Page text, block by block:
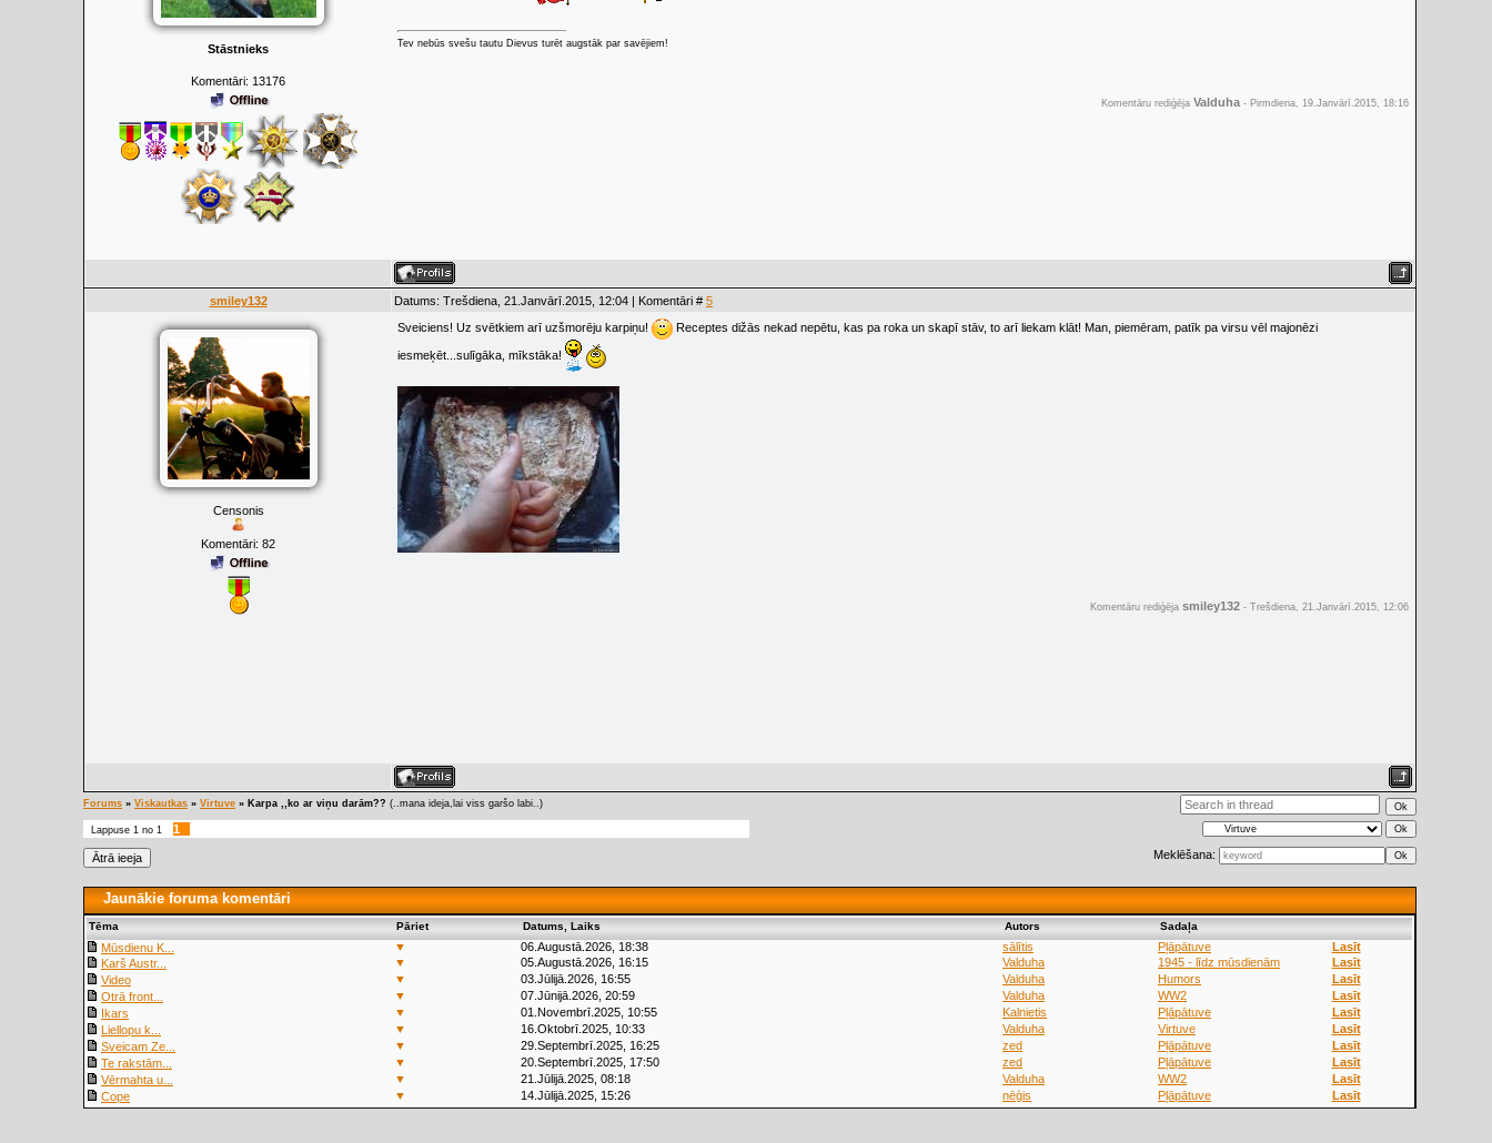
Stāstnieks
Komentāri: 13176
Tev nebūs svešu tautu Dievus turēt augstāk par savējiem!
Komentāru rediģēja Valduha - Pirmdiena, 19.Janvārī.2015, 18:16
smiley132 Datums: Trešdiena, 21.Janvārī.2015, 12:04 | Komentāri # 5
Censonis
Komentāri: 82
Sveiciens! Uz svētkiem arī uzšmorēju karpiņu! Receptes dižās nekad nepētu, kas pa roka un skapī stāv, to arī liekam klāt! Man, piemēram, patīk pa virsu vēl majonēzi
iesmeķēt...sulīgāka, mīkstāka!
Komentāru rediģēja smiley132 - Trešdiena, 21.Janvārī.2015, 12:06
Forums » Viskautkas » Virtuve » Karpa ,,ko ar viņu darām?? (..mana ideja,lai viss garšo labi..)
Lappuse 1 no 1
1
Meklēšana:
Jaunākie foruma komentāri
Tēma Pāriet Datums, Laiks Аutors Sadaļa
Mūsdienu K... ▼ 06.Augustā.2026, 18:38 sālītis Pļāpātuve
Lasīt
Karš Austr...
▼ 05.Augustā.2026, 16:15 Valduha 1945 - līdz mūsdienām
Lasīt
Video
▼ 03.Jūlijā.2026, 16:55 Valduha Humors
Lasīt
Otrā front...
▼ 07.Jūnijā.2026, 20:59 Valduha WW2
Lasīt
Ikars
▼ 01.Novembrī.2025, 10:55 Kalnietis Pļāpātuve
Lasīt
Liellopu k...
▼ 16.Oktobrī.2025, 10:33 Valduha Virtuve
Lasīt
Sveicam Ze...
▼ 29.Septembrī.2025, 16:25 zed Pļāpātuve
Lasīt
Te rakstām...
▼ 20.Septembrī.2025, 17:50 zed Pļāpātuve
Lasīt
Vērmahta u...
▼ 21.Jūlijā.2025, 08:18 Valduha WW2
Lasīt
Cope
▼ 14.Jūlijā.2025, 15:26 nēģis Pļāpātuve Lasīt